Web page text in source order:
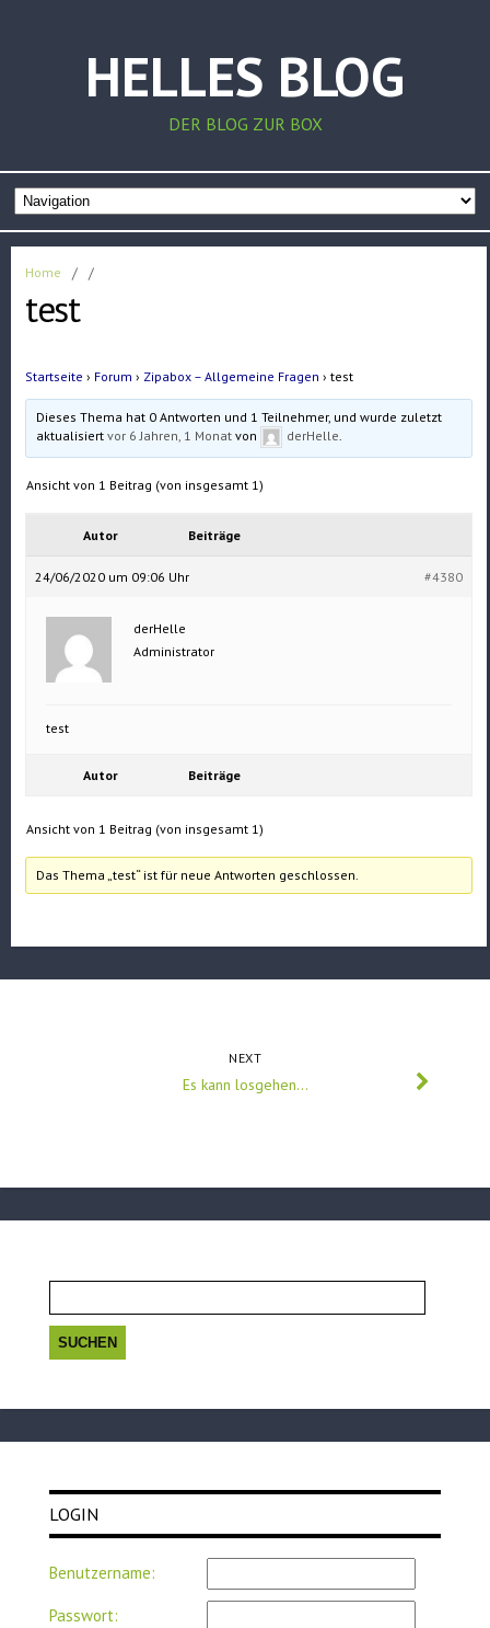
HELLES BLOG
DER BLOG ZUR BOX
Home / /
test
Startseite › Forum › Zipabox – Allgemeine Fragen › test
Dieses Thema hat 0 Antworten und 1 Teilnehmer, und wurde zuletzt
aktualisiertvor 6 Jahren, 1 Monat von derHelle.
Ansicht von 1 Beitrag (von insgesamt 1)
Autor Beiträge
24/06/2020 um 09:06 Uhr #4380
derHelle
Administrator
test
Autor Beiträge
Ansicht von 1 Beitrag (von insgesamt 1)
Das Thema „test“ ist für neue Antworten geschlossen.
NEXT
Es kann losgehen…
LOGIN
Benutzername:
Passwort: